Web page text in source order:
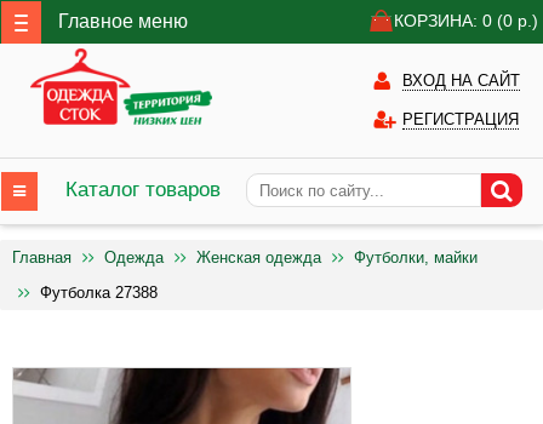
Главное меню КОРЗИНА: 0 (0 р.)
ВХОД НА САЙТ
РЕГИСТРАЦИЯ
Каталог товаров
Главная Одежда Женская одежда
Футболки, майки
Футболка 27388